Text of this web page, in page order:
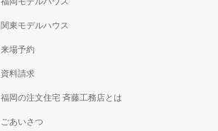
関東モデルハウス
来場予約
資料請求
福岡の注文住宅 斉藤工務店とは
ごあいさつ